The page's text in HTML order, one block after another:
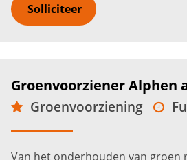
Solliciteer
Groenvoorziener Alphen
Groenvoorziening
MBO
€3.300 - €3.900
Van het onderhouden van groen